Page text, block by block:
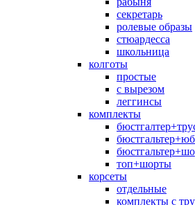
секретарь
ролевые образы
стюардесса
школьница
колготы
простые
с вырезом
леггинсы
комплекты
топ+шорты
корсеты
отдельные
комплекты с